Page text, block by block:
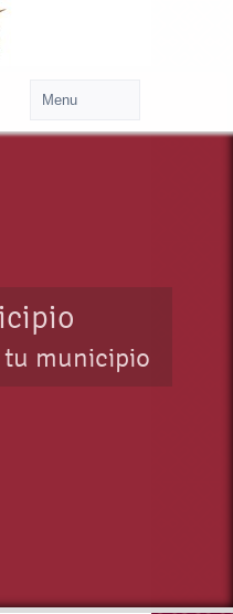
tu municipio